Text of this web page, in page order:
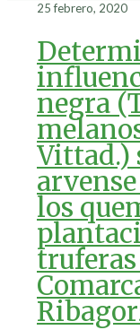
25 febrero, 2020
negra
Vittad.)
los